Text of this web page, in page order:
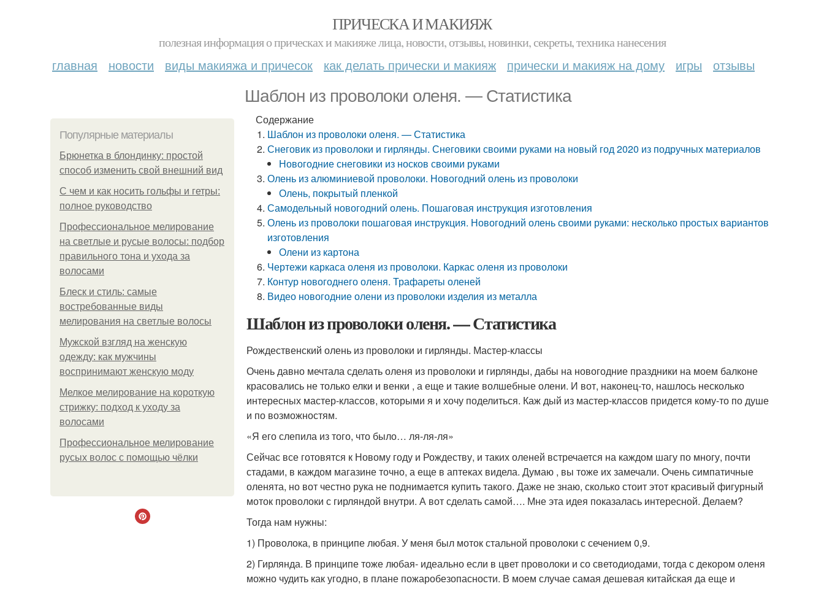
ПРИЧЕСКА И МАКИЯЖ
полезная информация о прическах и макияже лица, новости, отзывы, новинки, секреты, техника нанесения
главная новости виды макияжа и причесок как делать прически и макияж прически и макияж на дому игры отзывы
Шаблон из проволоки оленя. — Статистика
Популярные материалы
Брюнетка в блондинку: простой
способ изменить свой внешний вид
С чем и как носить гольфы и гетры:
полное руководство
Профессиональное мелирование
на светлые и русые волосы: подбор
правильного тона и ухода за
волосами
Блеск и стиль: самые
востребованные виды
мелирования на светлые волосы
Мужской взгляд на женскую
одежду: как мужчины
воспринимают женскую моду
Мелкое мелирование на короткую
стрижку: подход к уходу за
волосами
Профессиональное мелирование
русых волос с помощью чёлки
Содержание
Шаблон из проволоки оленя. — Статистика
Снеговик из проволоки и гирлянды. Снеговики своими руками на новый год 2020 из подручных материалов
Новогодние снеговики из носков своими руками
Олень из алюминиевой проволоки. Новогодний олень из проволоки
Олень, покрытый пленкой
Самодельный новогодний олень. Пошаговая инструкция изготовления
Олень из проволоки пошаговая инструкция. Новогодний олень своими руками: несколько простых вариантов
изготовления
Олени из картона
Чертежи каркаса оленя из проволоки. Каркас оленя из проволоки
Контур новогоднего оленя. Трафареты оленей
Видео новогодние олени из проволоки изделия из металла
Шаблон из проволоки оленя. — Статистика
Рождественский олень из проволоки и гирлянды. Мастер-классы
Очень давно мечтала сделать оленя из проволоки и гирлянды, дабы на новогодние праздники на моем балконе
красовались не только елки и венки , а еще и такие волшебные олени. И вот, наконец-то, нашлось несколько
интересных мастер-классов, которыми я и хочу поделиться. Каж дый из мастер-классов придется кому-то по душе
и по возможностям.
«Я его слепила из того, что было… ля-ля-ля»
Сейчас все готовятся к Новому году и Рождеству, и таких оленей встречается на каждом шагу по многу, почти
стадами, в каждом магазине точно, а еще в аптеках видела. Думаю , вы тоже их замечали. Очень симпатичные
оленята, но вот честно рука не поднимается купить такого. Даже не знаю, сколько стоит этот красивый фигурный
моток проволоки с гирляндой внутри. А вот сделать самой…. Мне эта идея показалась интересной. Делаем?
Тогда нам нужны:
1) Проволока, в принципе любая. У меня был моток стальной проволоки с сечением 0,9.
2) Гирлянда. В принципе тоже любая- идеально если в цвет проволоки и со светодиодами, тогда с декором оленя
можно чудить как угодно, в плане пожаробезопасности. В моем случае самая дешевая китайская да еще и